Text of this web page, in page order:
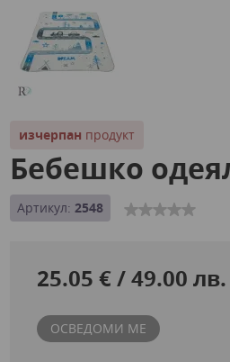
изчерпан продукт
Бебешко
Артикул:2548
25.05 € / 49.00 лв.
ОСВЕДОМИ МЕ